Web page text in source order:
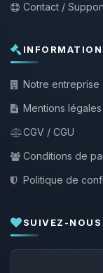
Contact /
Notre entreprise
Mentions légales
CGV / CGU
Conditions de
Politique de
SUIVEZ-NOUS